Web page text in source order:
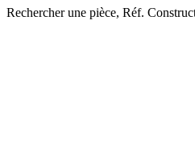
Rechercher une pièce, Réf.